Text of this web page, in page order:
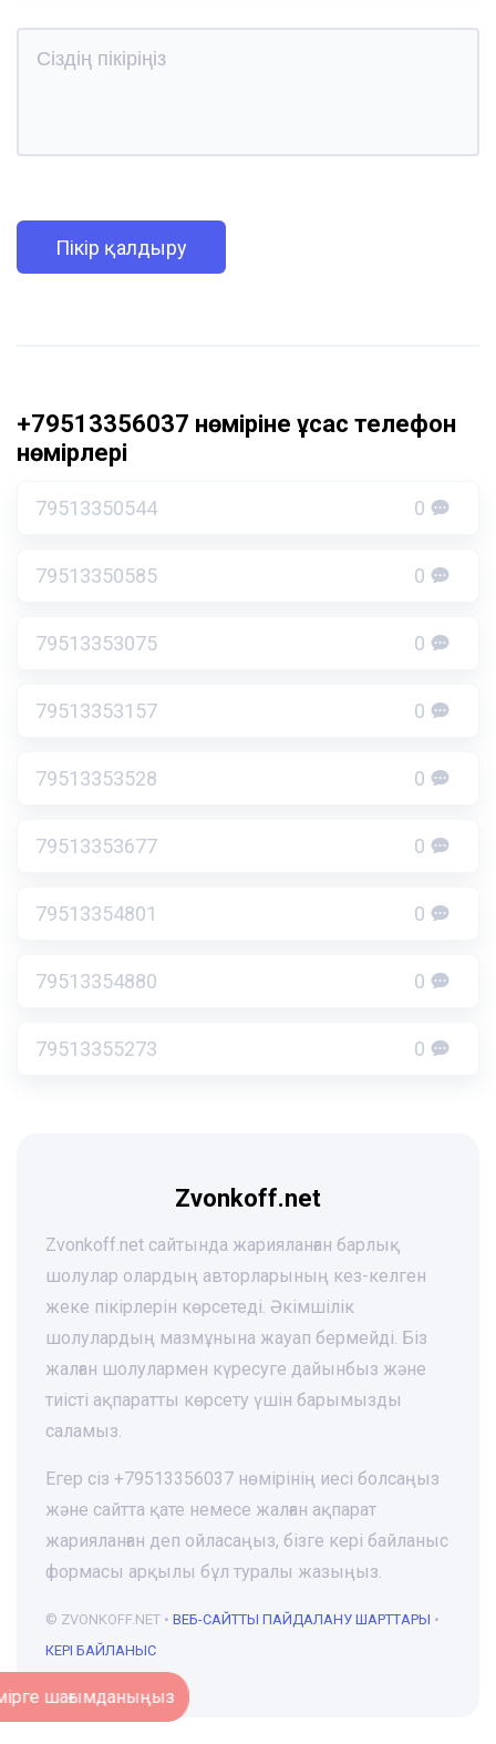
Пікір қалдыру
+79513356037 нөміріне ұқсас телефон
нөмірлері
79513350544 0
79513350585 0
79513353075 0
79513353157 0
79513353528 0
79513353677 0
79513354801 0
79513354880 0
79513355273 0
Zvonkoff.net
Zvonkoff.net сайтында жарияланған барлық
шолулар олардың авторларының кез-келген
жеке пікірлерін көрсетеді. Әкімшілік
шолулардың мазмұнына жауап бермейді. Біз
жалған шолулармен күресуге дайынбыз және
тиісті ақпаратты көрсету үшін барымызды
саламыз.
Егер сіз +79513356037 нөмірінің иесі болсаңыз
және сайтта қате немесе жалған ақпарат
жарияланған деп ойласаңыз, бізге кері байланыс
формасы арқылы бұл туралы жазыңыз.
© ZVONKOFF.NET • ВЕБ-CАЙТТЫ ПАЙДАЛАНУ ШАРТТАРЫ •
КЕРІ БАЙЛАНЫС
Нөмірге шағымданыңыз